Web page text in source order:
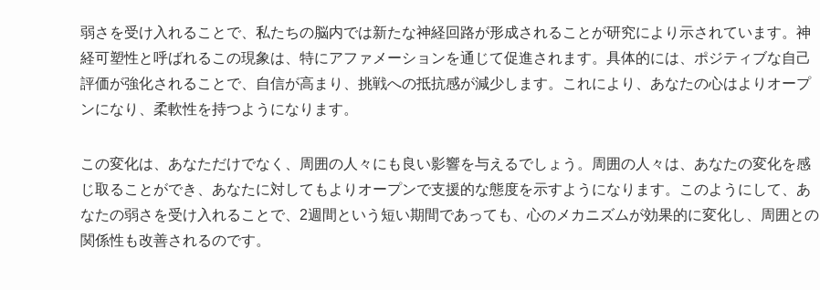
弱さを受け入れることで、私たちの脳内では新たな神経回路が形成されることが研究により示されています。神
経可塑性と呼ばれるこの現象は、特にアファメーションを通じて促進されます。具体的には、ポジティブな自己
評価が強化されることで、自信が高まり、挑戦への抵抗感が減少します。これにより、あなたの心はよりオープ
ンになり、柔軟性を持つようになります。
この変化は、あなただけでなく、周囲の人々にも良い影響を与えるでしょう。周囲の人々は、あなたの変化を感
じ取ることができ、あなたに対してもよりオープンで支援的な態度を示すようになります。このようにして、あ
なたの弱さを受け入れることで、2週間という短い期間であっても、心のメカニズムが効果的に変化し、周囲との
関係性も改善されるのです。